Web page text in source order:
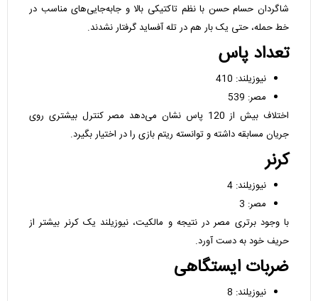
شاگردان حسام حسن با نظم تاکتیکی بالا و جابه‌جایی‌های مناسب در
خط حمله، حتی یک بار هم در تله آفساید گرفتار نشدند.
تعداد پاس
نیوزیلند: 410
مصر: 539
اختلاف بیش از 120 پاس نشان می‌دهد مصر کنترل بیشتری روی
جریان مسابقه داشته و توانسته ریتم بازی را در اختیار بگیرد.
کرنر
نیوزیلند: 4
مصر: 3
با وجود برتری مصر در نتیجه و مالکیت، نیوزیلند یک کرنر بیشتر از
حریف خود به دست آورد.
ضربات ایستگاهی
نیوزیلند: 8